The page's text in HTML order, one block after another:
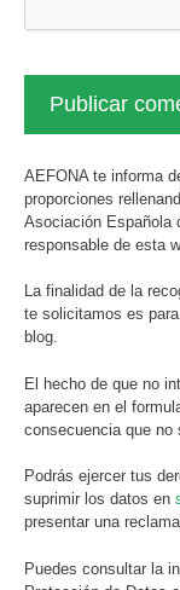
AEFONA te informa
proporciones
Asociación Española
responsable de esta
La finalidad de la
te solicitamos es
blog.
El hecho de que no
aparecen en el
consecuencia que no
Podrás ejercer tus
suprimir los datos en
presentar una
Puedes consultar la